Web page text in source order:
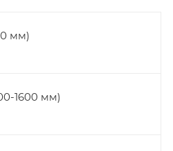
мм)
1600 мм)